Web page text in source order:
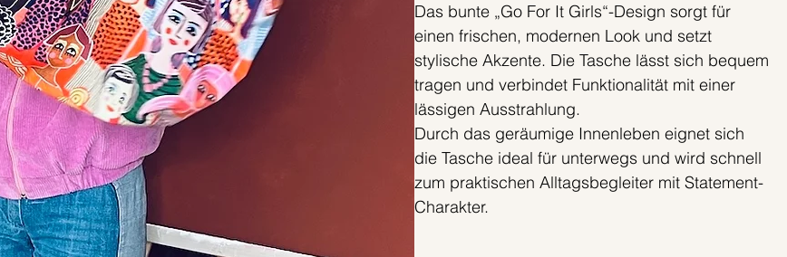
Das bunte „Go For It Girls“-Design sorgt für
einen frischen, modernen Look und setzt
stylische Akzente. Die Tasche lässt sich bequem
tragen und verbindet Funktionalität mit einer
lässigen Ausstrahlung.
Durch das geräumige Innenleben eignet sich
die Tasche ideal für unterwegs und wird schnell
zum praktischen Alltagsbegleiter mit Statement-
Charakter.